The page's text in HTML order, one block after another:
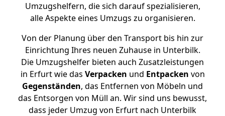
Umzugshelfern, die sich darauf spezialisieren,
alle Aspekte eines Umzugs zu organisieren.
Von der Planung über den Transport bis hin zur
Einrichtung Ihres neuen Zuhause in Unterbilk.
Die Umzugshelfer bieten auch Zusatzleistungen
in Erfurt wie das Verpacken und Entpacken von
Gegenständen, das Entfernen von Möbeln und
das Entsorgen von Müll an. Wir sind uns bewusst,
dass jeder Umzug von Erfurt nach Unterbilk